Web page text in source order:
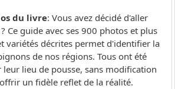
du livre: Vous avez décidé d'aller
Ce guide avec ses 900 photos et plus
variétés décrites permet d'identifier la
de nos régions. Tous ont été
lieu de pousse, sans modification
un fidèle reflet de la réalité.